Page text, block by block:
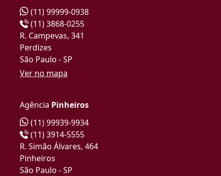
(11) 99999-0938
(11) 3868-0255
R. Campevas, 341
Perdizes
São Paulo - SP
Ver no mapa
Agência Pinheiros
(11) 99939-9934
(11) 3914-5555
R. Simão Álvares, 464
Pinheiros
São Paulo - SP